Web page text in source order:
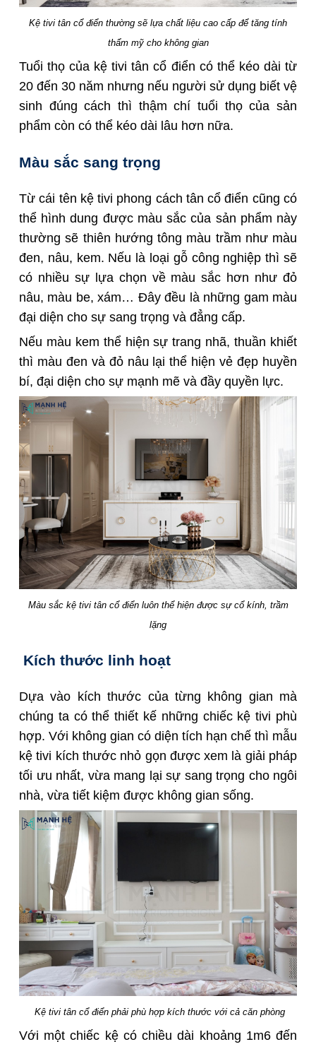
Kệ tivi tân cổ điển thường sẽ lựa chất liệu cao cấp để tăng tính
thẩm mỹ cho không gian
Tuổi thọ của kệ tivi tân cổ điển có thể kéo dài từ
20 đến 30 năm nhưng nếu người sử dụng biết vệ
sinh đúng cách thì thậm chí tuổi thọ của sản
phẩm còn có thể kéo dài lâu hơn nữa.
Màu sắc sang trọng
Từ cái tên kệ tivi phong cách tân cổ điển cũng có
thể hình dung được màu sắc của sản phẩm này
thường sẽ thiên hướng tông màu trầm như màu
đen, nâu, kem. Nếu là loại gỗ công nghiệp thì sẽ
có nhiều sự lựa chọn về màu sắc hơn như đỏ
nâu, màu be, xám… Đây đều là những gam màu
đại diện cho sự sang trọng và đẳng cấp.
Nếu màu kem thể hiện sự trang nhã, thuần khiết
thì màu đen và đỏ nâu lại thể hiện vẻ đẹp huyền
bí, đại diện cho sự mạnh mẽ và đầy quyền lực.
Màu sắc kệ tivi tân cổ điển luôn thể hiện được sự cổ kính, trầm
lặng
Kích thước linh hoạt
Dựa vào kích thước của từng không gian mà
chúng ta có thể thiết kế những chiếc kệ tivi phù
hợp. Với không gian có diện tích hạn chế thì mẫu
kệ tivi kích thước nhỏ gọn được xem là giải pháp
tối ưu nhất, vừa mang lại sự sang trọng cho ngôi
nhà, vừa tiết kiệm được không gian sống.
Kệ tivi tân cổ điển phải phù hợp kích thước với cả căn phòng
Với một chiếc kệ có chiều dài khoảng 1m6 đến